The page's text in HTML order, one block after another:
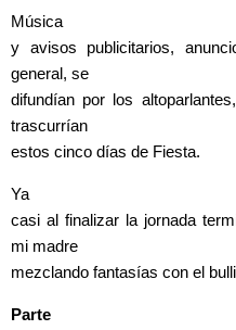
Música
y avisos publicitarios,
general, se
difundían por los
trascurrían
estos cinco días de Fiesta.
Ya
casi al finalizar la jornada
mi madre
mezclando fantasías con el
Parte